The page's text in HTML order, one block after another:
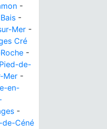
-
Bais -
Mer -
Cré
-
de-
Mer -
en-
-
de-Céné